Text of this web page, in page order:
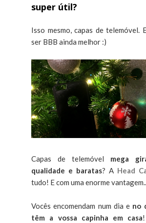
super útil?
Isso mesmo, capas de telemóvel.
ser BBB ainda melhor :)
Capas de telemóvel mega
qualidade e baratas? A Head
tudo! E com uma enorme
Vocês encomendam num dia e no
têm a vossa capinha em casa